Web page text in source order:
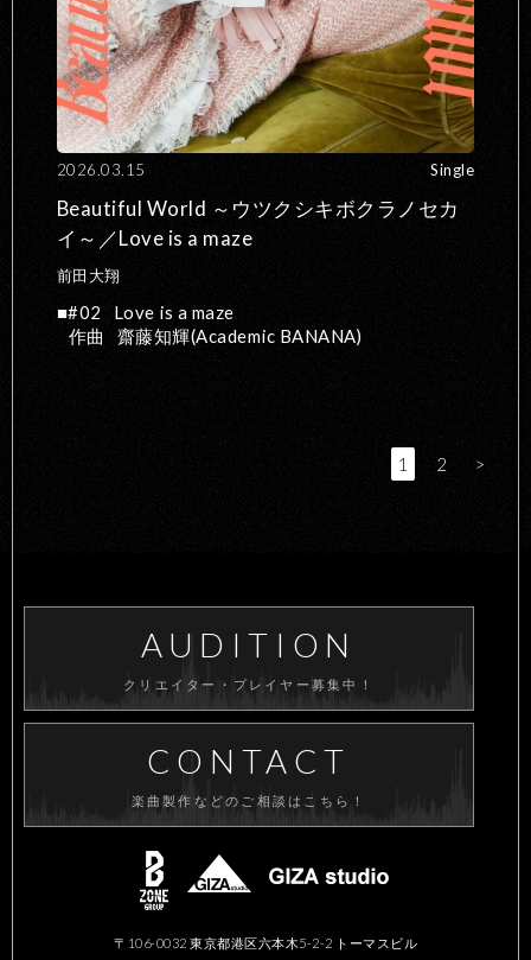
2026.03.15 Single
Beautiful World ～ウツクシキボクラノセカ
イ～／Love is a maze
前田大翔
#02
Love is a maze
作曲
齋藤知輝(Academic BANANA)
1 2 >
〒106-0032 東京都港区六本木5-2-2 トーマスビル
AUDITION
クリエイター・プレイヤー募集中！
CONTACT
楽曲製作などのご相談はこちら！